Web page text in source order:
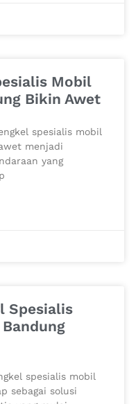
Mobil
Bikin Awet
spesialis mobil
menjadi
yang
Spesialis
spesialis mobil
sebagai solusi